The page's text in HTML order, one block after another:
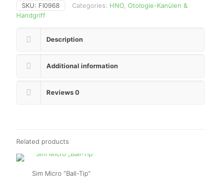
quantity
SKU: FI0968 Categories: HNO Otologie-Kanülen &
Handgriff
Description
Additional information
Reviews0
Related products
Sim Micro “Ball-Tip”